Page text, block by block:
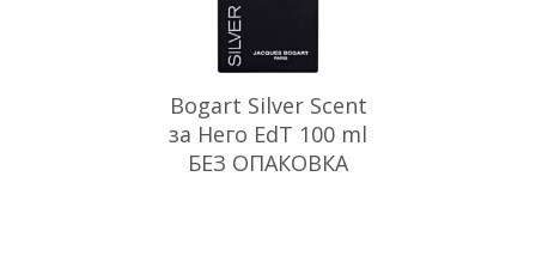
Bogart Silver Scent
за Него EdT 100 ml
БЕЗ ОПАКОВКА